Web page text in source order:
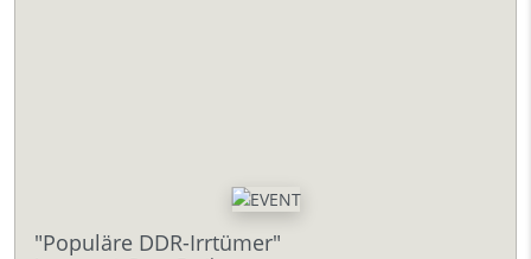
"Populäre DDR-Irrtümer"